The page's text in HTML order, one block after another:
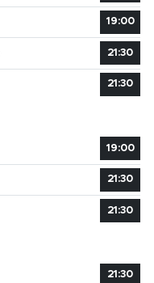
19:00
21:30
21:30
19:00
21:30
21:30
21:30